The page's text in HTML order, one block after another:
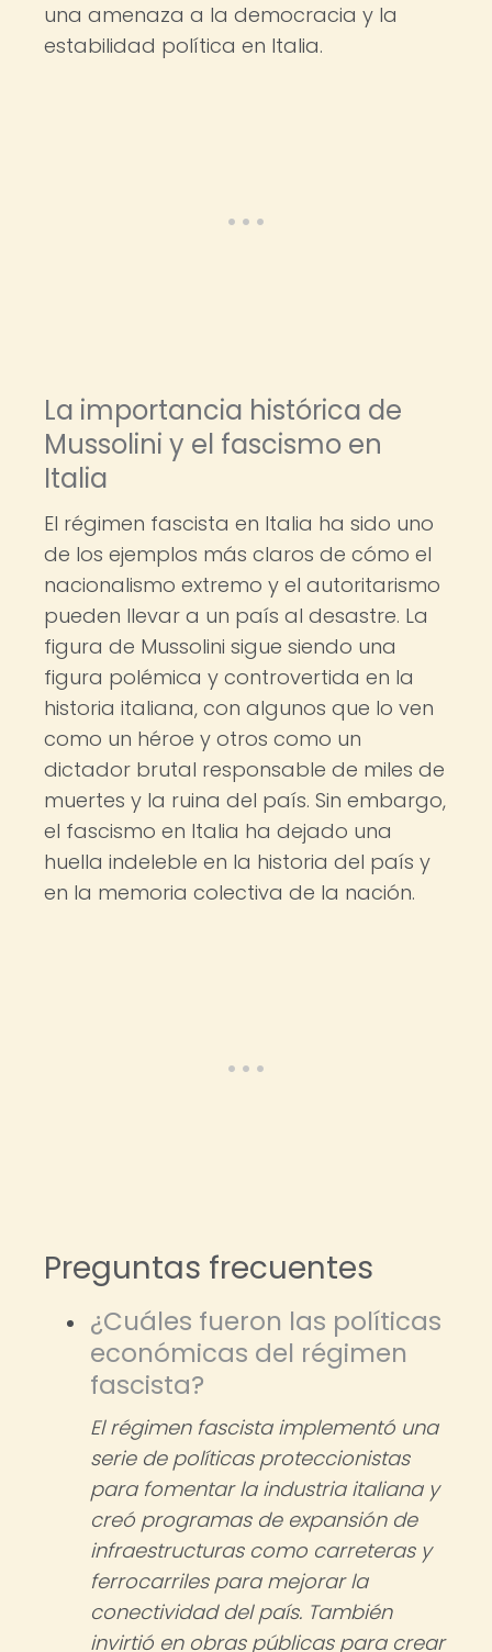
una amenaza a la democracia y la
estabilidad política en Italia.
La importancia histórica de
Mussolini y el fascismo en
Italia
El régimen fascista en Italia ha sido uno
de los ejemplos más claros de cómo el
nacionalismo extremo y el autoritarismo
pueden llevar a un país al desastre. La
figura de Mussolini sigue siendo una
figura polémica y controvertida en la
historia italiana, con algunos que lo ven
como un héroe y otros como un
dictador brutal responsable de miles de
muertes y la ruina del país. Sin embargo,
el fascismo en Italia ha dejado una
huella indeleble en la historia del país y
en la memoria colectiva de la nación.
Preguntas frecuentes
¿Cuáles fueron las políticas
económicas del régimen
fascista?
El régimen fascista implementó una
serie de políticas proteccionistas
para fomentar la industria italiana y
creó programas de expansión de
infraestructuras como carreteras y
ferrocarriles para mejorar la
conectividad del país. También
invirtió en obras públicas para crear